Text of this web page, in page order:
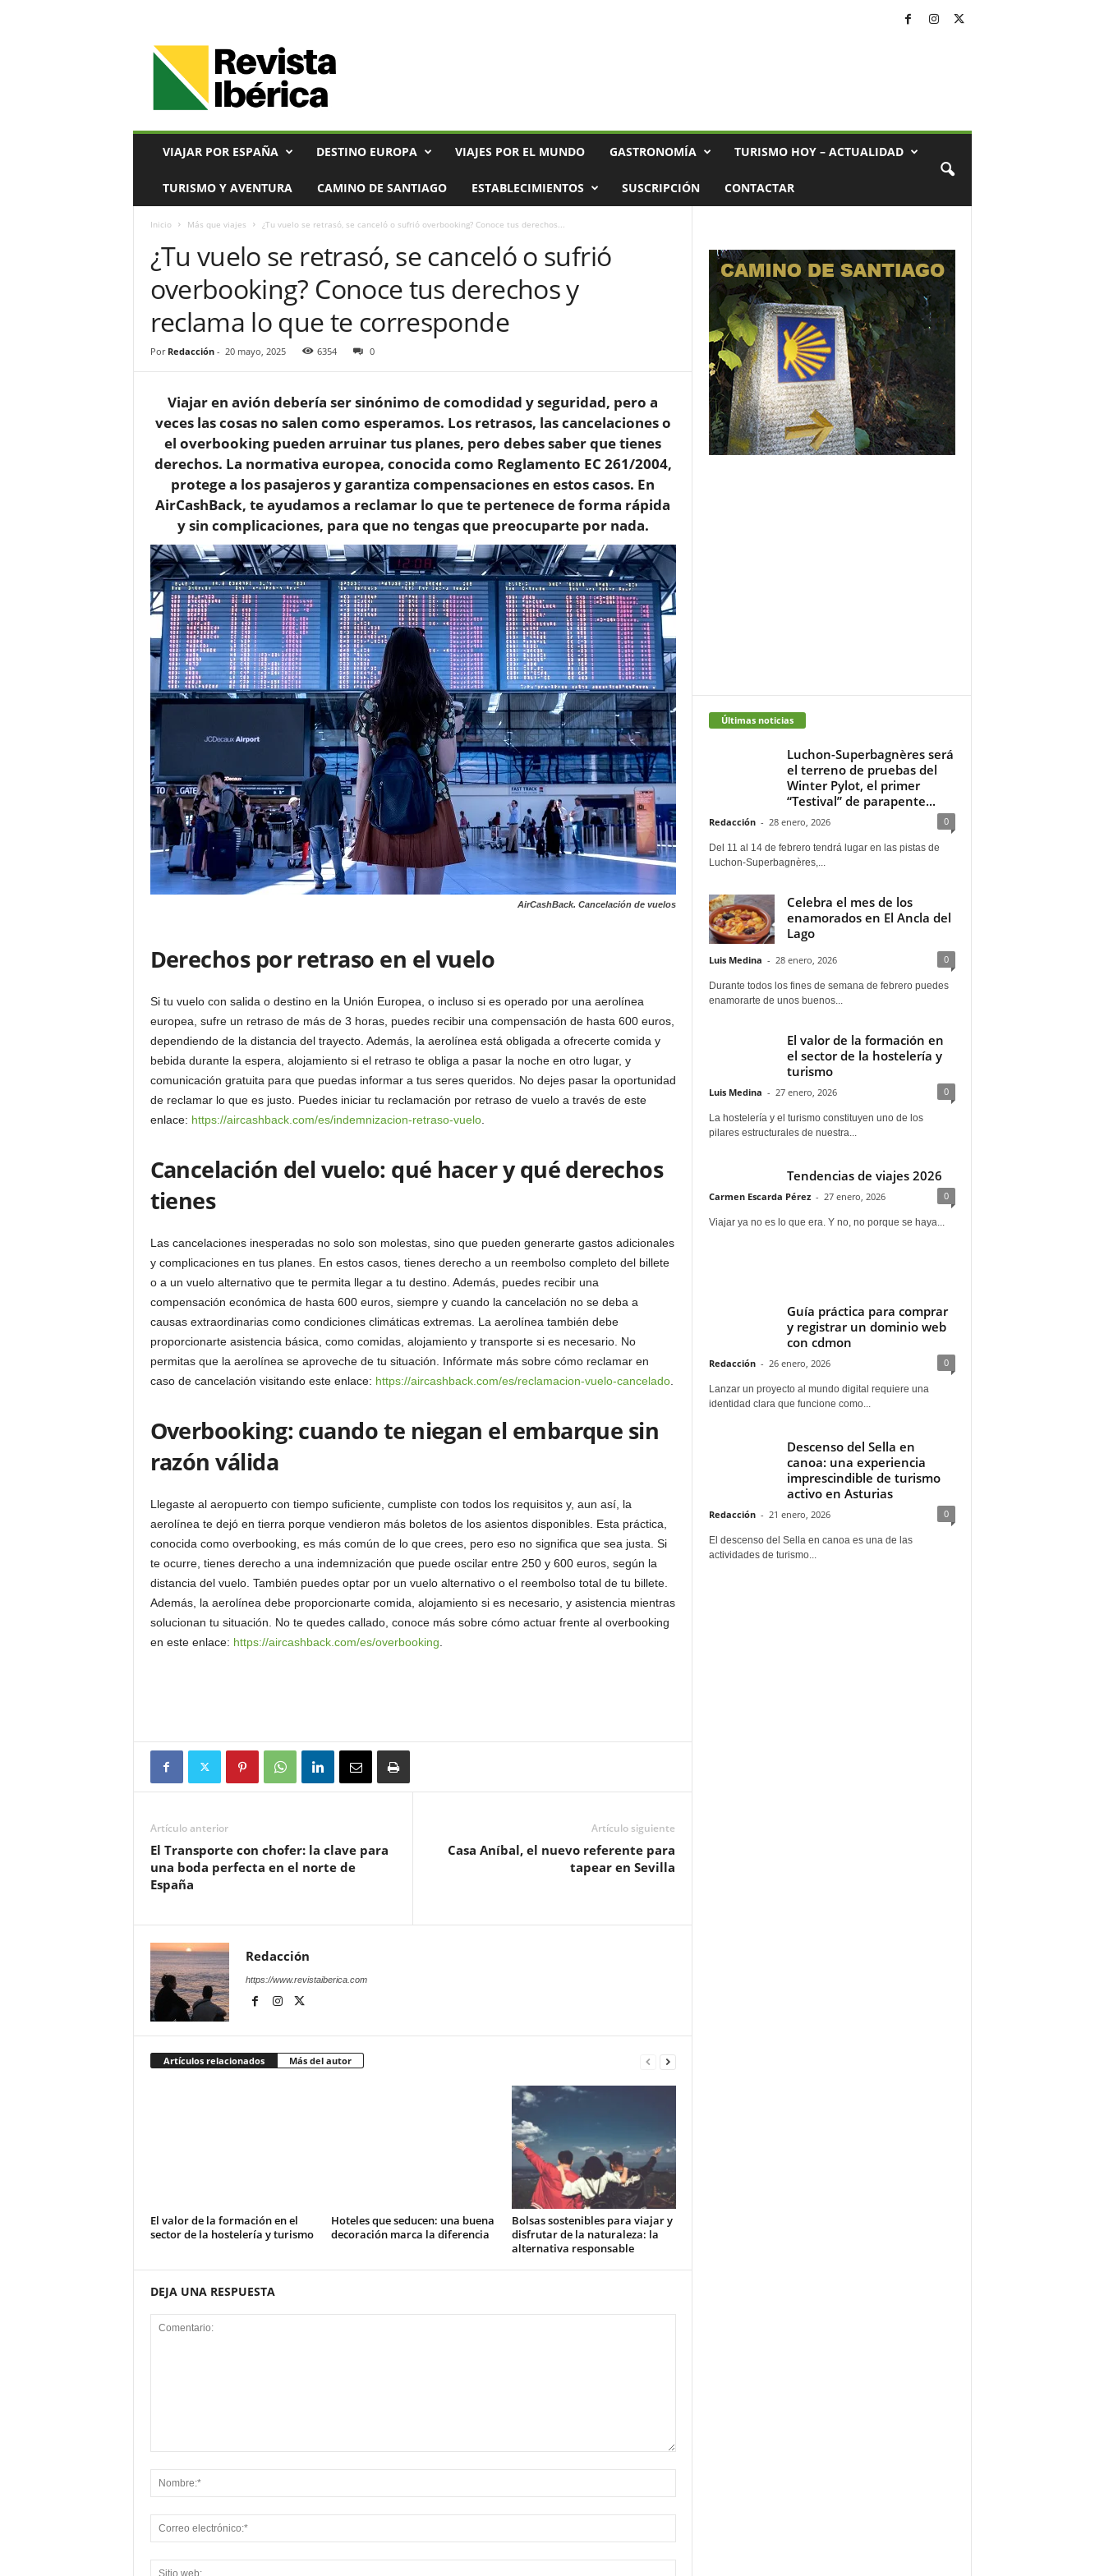
VIAJAR POR ESPAÑA DESTINO EUROPA VIAJES POR EL MUNDO GASTRONOMÍA TURISMO HOY – ACTUALIDAD
TURISMO Y AVENTURA CAMINO DE SANTIAGO ESTABLECIMIENTOS SUSCRIPCIÓN CONTACTAR
Inicio Más que viajes ¿Tu vuelo se retrasó, se canceló o sufrió overbooking? Conoce tus derechos...
¿Tu vuelo se retrasó, se canceló o sufrió
overbooking? Conoce tus derechos y
reclama lo que te corresponde
Por Redacción- 20 mayo, 2025 6354 0
Viajar en avión debería ser sinónimo de comodidad y seguridad, pero a
veces las cosas no salen como esperamos. Los retrasos, las cancelaciones o
el overbooking pueden arruinar tus planes, pero debes saber que tienes
derechos. La normativa europea, conocida como Reglamento EC 261/2004,
protege a los pasajeros y garantiza compensaciones en estos casos. En
AirCashBack, te ayudamos a reclamar lo que te pertenece de forma rápida
y sin complicaciones, para que no tengas que preocuparte por nada.
AirCashBack. Cancelación de vuelos
Derechos por retraso en el vuelo
Si tu vuelo con salida o destino en la Unión Europea, o incluso si es operado por una aerolínea
europea, sufre un retraso de más de 3 horas, puedes recibir una compensación de hasta 600 euros,
dependiendo de la distancia del trayecto. Además, la aerolínea está obligada a ofrecerte comida y
bebida durante la espera, alojamiento si el retraso te obliga a pasar la noche en otro lugar, y
comunicación gratuita para que puedas informar a tus seres queridos. No dejes pasar la oportunidad
de reclamar lo que es justo. Puedes iniciar tu reclamación por retraso de vuelo a través de este
enlace: https://aircashback.com/es/indemnizacion-retraso-vuelo.
Cancelación del vuelo: qué hacer y qué derechos
tienes
Las cancelaciones inesperadas no solo son molestas, sino que pueden generarte gastos adicionales
y complicaciones en tus planes. En estos casos, tienes derecho a un reembolso completo del billete
o a un vuelo alternativo que te permita llegar a tu destino. Además, puedes recibir una
compensación económica de hasta 600 euros, siempre y cuando la cancelación no se deba a
causas extraordinarias como condiciones climáticas extremas. La aerolínea también debe
proporcionarte asistencia básica, como comidas, alojamiento y transporte si es necesario. No
permitas que la aerolínea se aproveche de tu situación. Infórmate más sobre cómo reclamar en
caso de cancelación visitando este enlace: https://aircashback.com/es/reclamacion-vuelo-cancelado.
Overbooking: cuando te niegan el embarque sin
razón válida
Llegaste al aeropuerto con tiempo suficiente, cumpliste con todos los requisitos y, aun así, la
aerolínea te dejó en tierra porque vendieron más boletos de los asientos disponibles. Esta práctica,
conocida como overbooking, es más común de lo que crees, pero eso no significa que sea justa. Si
te ocurre, tienes derecho a una indemnización que puede oscilar entre 250 y 600 euros, según la
distancia del vuelo. También puedes optar por un vuelo alternativo o el reembolso total de tu billete.
Además, la aerolínea debe proporcionarte comida, alojamiento si es necesario, y asistencia mientras
solucionan tu situación. No te quedes callado, conoce más sobre cómo actuar frente al overbooking
en este enlace: https://aircashback.com/es/overbooking
Artículo anterior
El Transporte con chofer: la clave para
una boda perfecta en el norte de
España
Artículo siguiente
Casa Aníbal, el nuevo referente para
tapear en Sevilla
Redacción
https://www.revistaiberica.com
Artículos relacionados Más del autor
El valor de la formación en el
sector de la hostelería y turismo
Hoteles que seducen: una buena
decoración marca la diferencia
Bolsas sostenibles para viajar y
disfrutar de la naturaleza: la
alternativa responsable
DEJA UNA RESPUESTA
Últimas noticias
Luchon-Superbagnères será
el terreno de pruebas del
Winter Pylot, el primer
“Testival” de parapente...
Redacción - 28 enero, 2026 0
Del 11 al 14 de febrero tendrá lugar en las pistas de
Luchon-Superbagnères,...
Celebra el mes de los
enamorados en El Ancla del
Lago
Luis Medina - 28 enero, 2026 0
Durante todos los fines de semana de febrero puedes
enamorarte de unos buenos...
El valor de la formación en
el sector de la hostelería y
turismo
Luis Medina - 27 enero, 2026 0
La hostelería y el turismo constituyen uno de los
pilares estructurales de nuestra...
Tendencias de viajes 2026
Carmen Escarda Pérez - 27 enero, 2026 0
Viajar ya no es lo que era. Y no, no porque se haya...
Guía práctica para comprar
y registrar un dominio web
con cdmon
Redacción - 26 enero, 2026 0
Lanzar un proyecto al mundo digital requiere una
identidad clara que funcione como...
Descenso del Sella en
canoa: una experiencia
imprescindible de turismo
activo en Asturias
Redacción - 21 enero, 2026 0
El descenso del Sella en canoa es una de las
actividades de turismo...